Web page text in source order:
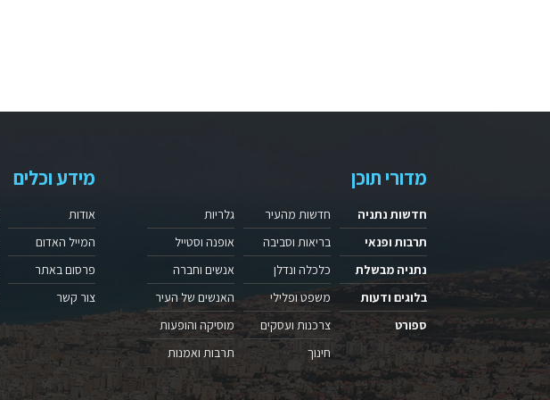
מדורי תוכן
חדשות נתניה
תרבות ופנאי
נתניה מבשלת
בלוגים ודעות
ספורט
חדשות מהעיר
בריאות וסביבה
כלכלה ונדלן
משפט ופלילי
צרכנות ועסקים
חינוך
גלריות
אופנה וסטייל
אנשים וחברה
האנשים של העיר
מוסיקה והופעות
תרבות ואמנות
מידע וכלים
אודות
המייל האדום
פרסום באתר
צור קשר